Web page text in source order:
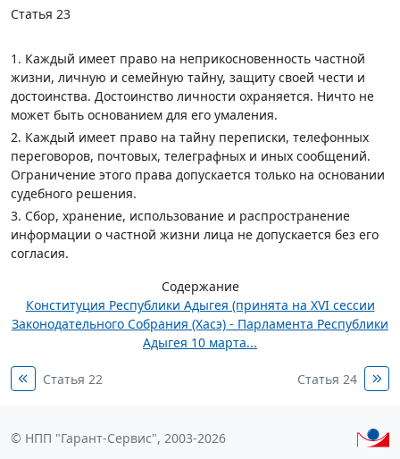
Статья 23
1. Каждый имеет право на неприкосновенность частной
жизни, личную и семейную тайну, защиту своей чести и
достоинства. Достоинство личности охраняется. Ничто не
может быть основанием для его умаления.
2. Каждый имеет право на тайну переписки, телефонных
переговоров, почтовых, телеграфных и иных сообщений.
Ограничение этого права допускается только на основании
судебного решения.
3. Сбор, хранение, использование и распространение
информации о частной жизни лица не допускается без его
согласия.
Содержание
Конституция Республики Адыгея (принята на XVI сессии
Законодательного Собрания (Хасэ) - Парламента Республики
Адыгея 10 марта...
Статья 22 Статья 24
© НПП "Гарант-Сервис", 2003-2026